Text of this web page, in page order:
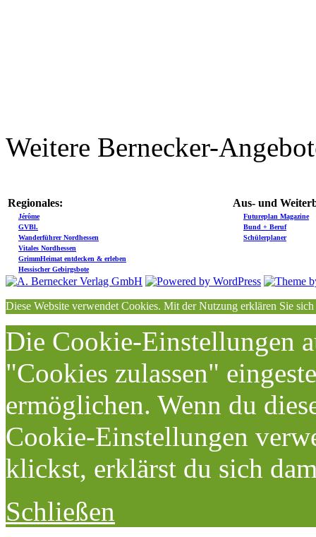
Weitere Bernecker-
Regionales: Aus- und
Jérôme
Futureplan Magazine
GVBl.
Bund + Beruf
Wanderführer Nordhessen
Schülerplaner
Vitales Nordhessen
GrimmHeimat entdecken & erleben
Hessischer Gebirgsbote
Diese Website verwendet Cookies. Mit der Nutzung erklären Sie
Die Cookie-Einstellungen
"Cookies zulassen"
ermöglichen. Wenn du
Cookie-Einstellungen
klickst, erklärst du sich
Schließen